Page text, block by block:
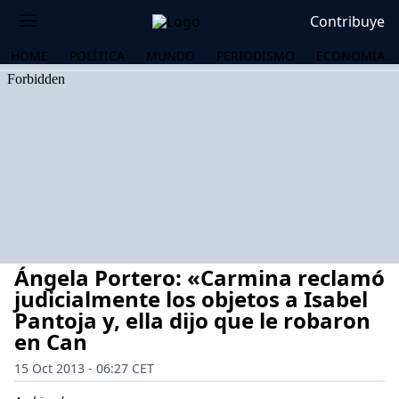
Contribuye
HOME POLÍTICA MUNDO PERIODISMO ECONOMÍA
Ángela Portero: «Carmina reclamó
judicialmente los objetos a Isabel
Pantoja y, ella dijo que le robaron
en Can
15 Oct 2013 - 06:27 CET